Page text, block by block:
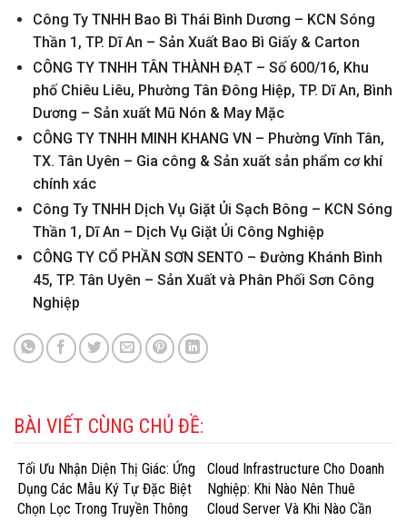
Công Ty TNHH Bao Bì Thái Bình Dương – KCN Sóng
Thần 1, TP. Dĩ An – Sản Xuất Bao Bì Giấy & Carton
CÔNG TY TNHH TÂN THÀNH ĐẠT – Số 600/16, Khu
phố Chiêu Liêu, Phường Tân Đông Hiệp, TP. Dĩ An, Bình
Dương – Sản xuất Mũ Nón & May Mặc
CÔNG TY TNHH MINH KHANG VN – Phường Vĩnh Tân,
TX. Tân Uyên – Gia công & Sản xuất sản phẩm cơ khí
chính xác
Công Ty TNHH Dịch Vụ Giặt Ủi Sạch Bông – KCN Sóng
Thần 1, Dĩ An – Dịch Vụ Giặt Ủi Công Nghiệp
CÔNG TY CỔ PHẦN SƠN SENTO – Đường Khánh Bình
45, TP. Tân Uyên – Sản Xuất và Phân Phối Sơn Công
Nghiệp
BÀI VIẾT CÙNG CHỦ ĐỀ:
Tối Ưu Nhận Diện Thị Giác: Ứng
Dụng Các Mẫu Ký Tự Đặc Biệt
Chọn Lọc Trong Truyền Thông
Cloud Infrastructure Cho Doanh
Nghiệp: Khi Nào Nên Thuê
Cloud Server Và Khi Nào Cần